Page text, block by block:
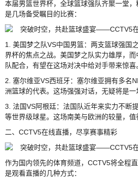
本届男篮世界杯，全球篮球强队齐聚一堂
是几场备受瞩目的比赛：
1. 美国梦之队VS中国男篮：两支篮球强国
界杯的焦点之战。美国梦之队实力雄厚，
队配合，有望在这场对决中给对手带来惊喜
2. 塞尔维亚VS西班牙：塞尔维亚拥有多名
洲篮球的代表。这场强强对话，无疑将是一
3. 法国VS阿根廷：法国队近年来实力不断
等世界级球星。这场南美与欧洲的较量，值
二、CCTV5在线直播，尽享赛事精彩
作为国内领先的体育频道，CCTV5将全程
是观看直播的几种方式：